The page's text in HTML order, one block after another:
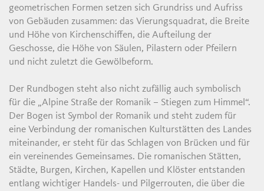
geometrischen Formen setzen sich Grundriss und Aufriss
von Gebäuden zusammen: das Vierungsquadrat, die Breite
und Höhe von Kirchenschiffen, die Aufteilung der
Geschosse, die Höhe von Säulen, Pilastern oder Pfeilern
und nicht zuletzt die Gewölbeform.
Der Rundbogen steht also nicht zufällig auch symbolisch
für die „Alpine Straße der Romanik – Stiegen zum Himmel“.
Der Bogen ist Symbol der Romanik und steht zudem für
eine Verbindung der romanischen Kulturstätten des Landes
miteinander, er steht für das Schlagen von Brücken und für
ein vereinendes Gemeinsames. Die romanischen Stätten,
Städte, Burgen, Kirchen, Kapellen und Klöster entstanden
entlang wichtiger Handels- und Pilgerrouten, die über die